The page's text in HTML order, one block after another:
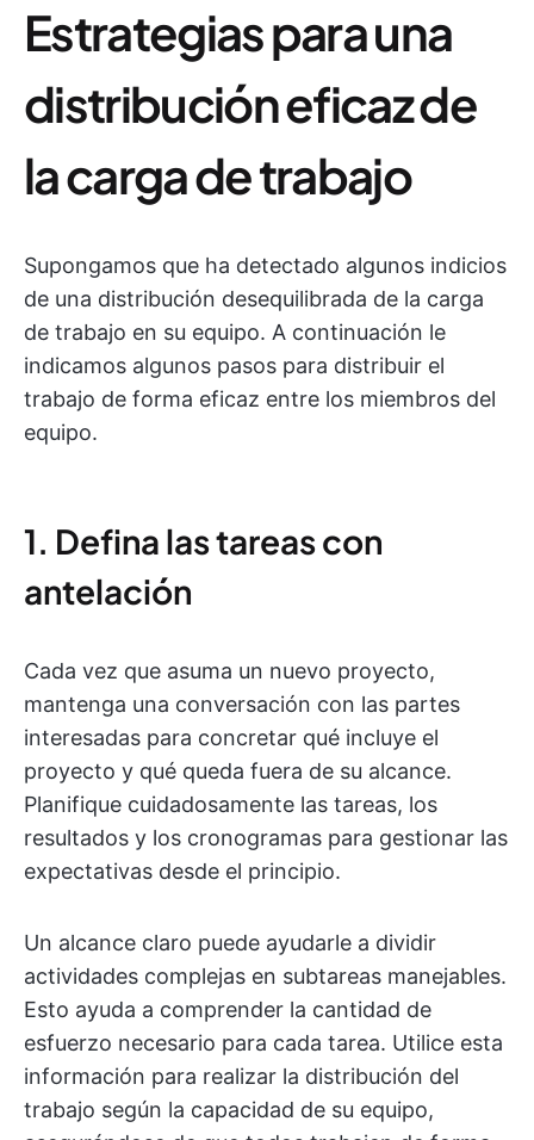
Estrategias para una
distribución eficaz de
la carga de trabajo
Supongamos que ha detectado algunos indicios
de una distribución desequilibrada de la carga
de trabajo en su equipo. A continuación le
indicamos algunos pasos para distribuir el
trabajo de forma eficaz entre los miembros del
equipo.
1. Defina las tareas con
antelación
Cada vez que asuma un nuevo proyecto,
mantenga una conversación con las partes
interesadas para concretar qué incluye el
proyecto y qué queda fuera de su alcance.
Planifique cuidadosamente las tareas, los
resultados y los cronogramas para gestionar las
expectativas desde el principio.
Un alcance claro puede ayudarle a dividir
actividades complejas en subtareas manejables.
Esto ayuda a comprender la cantidad de
esfuerzo necesario para cada tarea. Utilice esta
información para realizar la distribución del
trabajo según la capacidad de su equipo,